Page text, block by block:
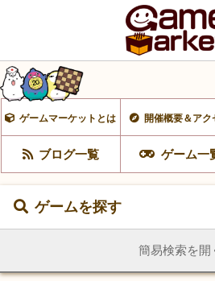
ゲームマーケットとは 開催概要＆アク
ブログ一覧 ゲーム一
ゲームを探す
簡易検索を開